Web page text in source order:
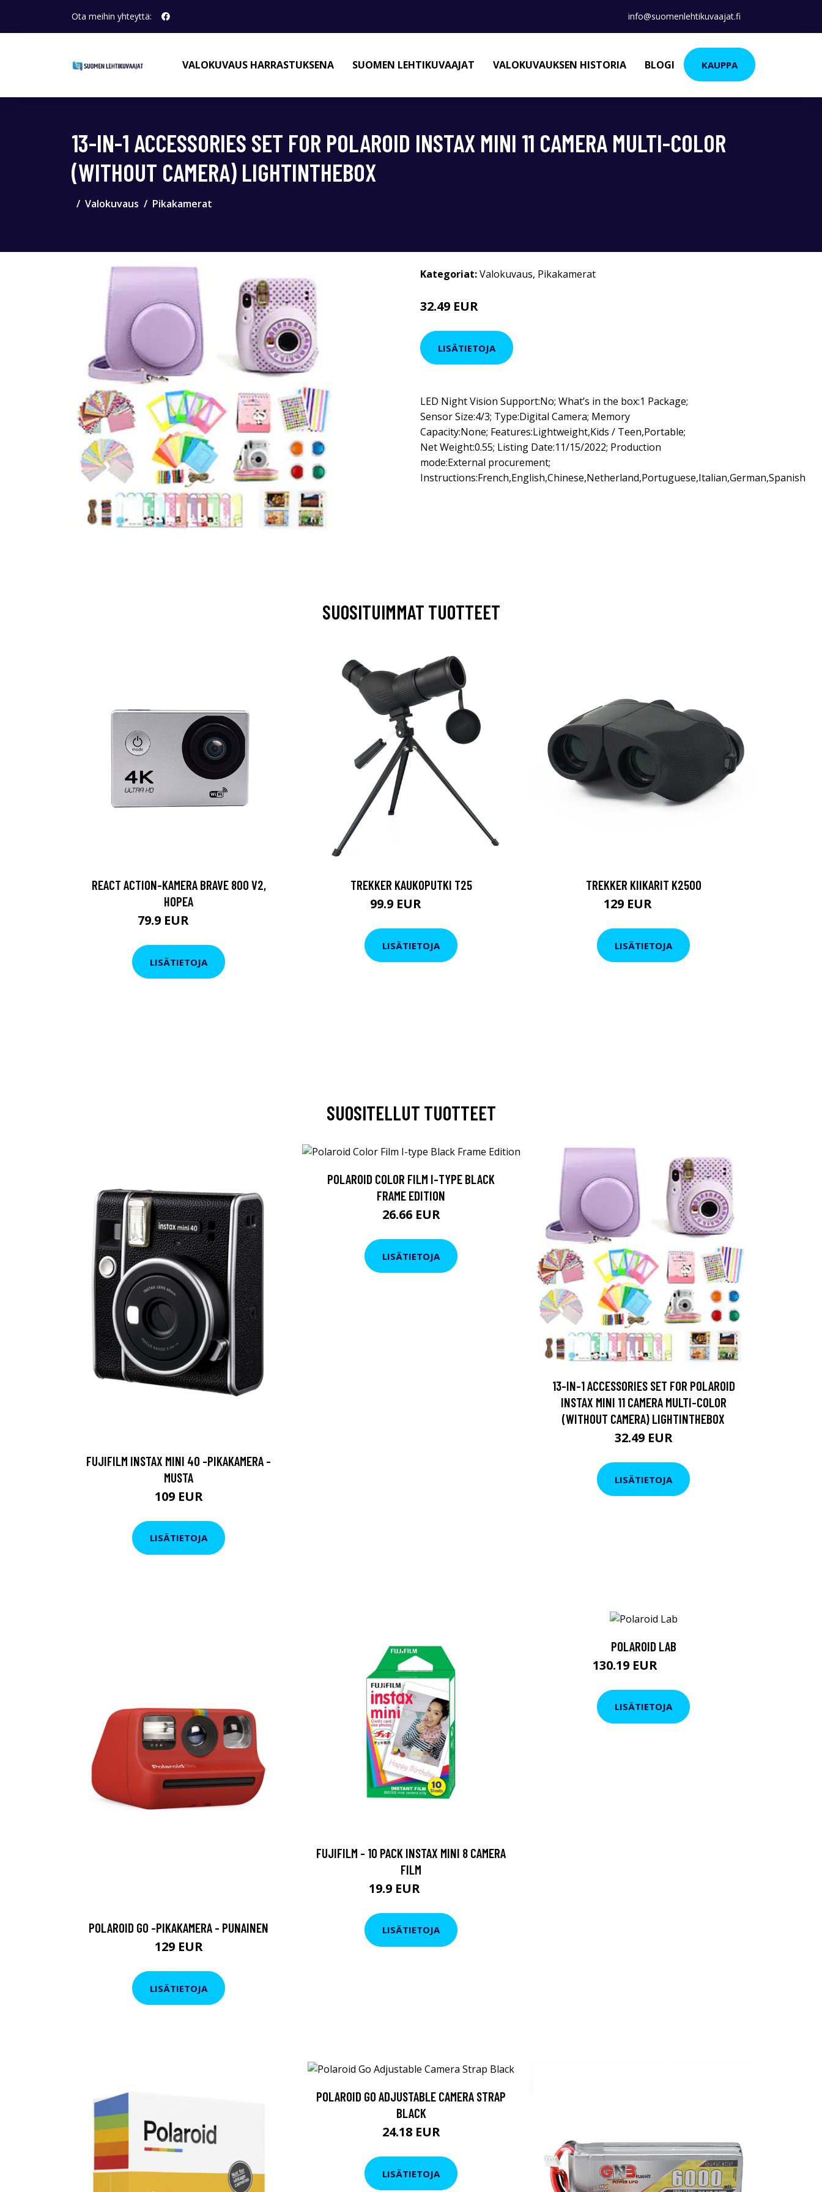
Ota meihin yhteyttä: info@suomenlehtikuvaajat.fi
VALOKUVAUS HARRASTUKSENA SUOMEN LEHTIKUVAAJAT VALOKUVAUKSEN HISTORIA BLOGI KAUPPA
13-IN-1 ACCESSORIES SET FOR POLAROID INSTAX MINI 11 CAMERA MULTI-COLOR
(WITHOUT CAMERA) LIGHTINTHEBOX
Valokuvaus Pikakamerat
Kategoriat:Valokuvaus, Pikakamerat
32.49 EUR
LISÄTIETOJA
LED Night Vision Support:No; What’s in the box:1 Package;
Sensor Size:4/3; Type:Digital Camera; Memory
Capacity:None; Features:Lightweight,Kids / Teen,Portable;
Net Weight:0.55; Listing Date:11/15/2022; Production
mode:External procurement;
Instructions:French,English,Chinese,Netherland,Portuguese,Italian,German,Spanish
SUOSITUIMMAT TUOTTEET
REACT ACTION-KAMERA BRAVE 800 V2,
HOPEA
79.9 EUR
LISÄTIETOJA
TREKKER KAUKOPUTKI T25
99.9 EUR
LISÄTIETOJA
TREKKER KIIKARIT K2500
129 EUR
LISÄTIETOJA
SUOSITELLUT TUOTTEET
FUJIFILM INSTAX MINI 40 -PIKAKAMERA -
MUSTA
109 EUR
LISÄTIETOJA
POLAROID COLOR FILM I-TYPE BLACK
FRAME EDITION
26.66 EUR
LISÄTIETOJA
13-IN-1 ACCESSORIES SET FOR POLAROID
INSTAX MINI 11 CAMERA MULTI-COLOR
(WITHOUT CAMERA) LIGHTINTHEBOX
32.49 EUR
LISÄTIETOJA
POLAROID GO -PIKAKAMERA - PUNAINEN
129 EUR
LISÄTIETOJA
FUJIFILM - 10 PACK INSTAX MINI 8 CAMERA
FILM
19.9 EUR
LISÄTIETOJA
POLAROID LAB
130.19 EUR
LISÄTIETOJA
POLAROID GO ADJUSTABLE CAMERA STRAP
BLACK
24.18 EUR
LISÄTIETOJA